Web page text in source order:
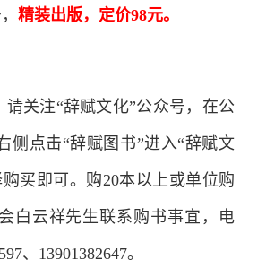
精装出版，定价98元。
请关注“辞赋文化”公众号，在公
侧点击“辞赋图书”进入“辞赋文
买即可。购20本以上或单位购
白云祥先生联系购书事宜，电
、13901382647。